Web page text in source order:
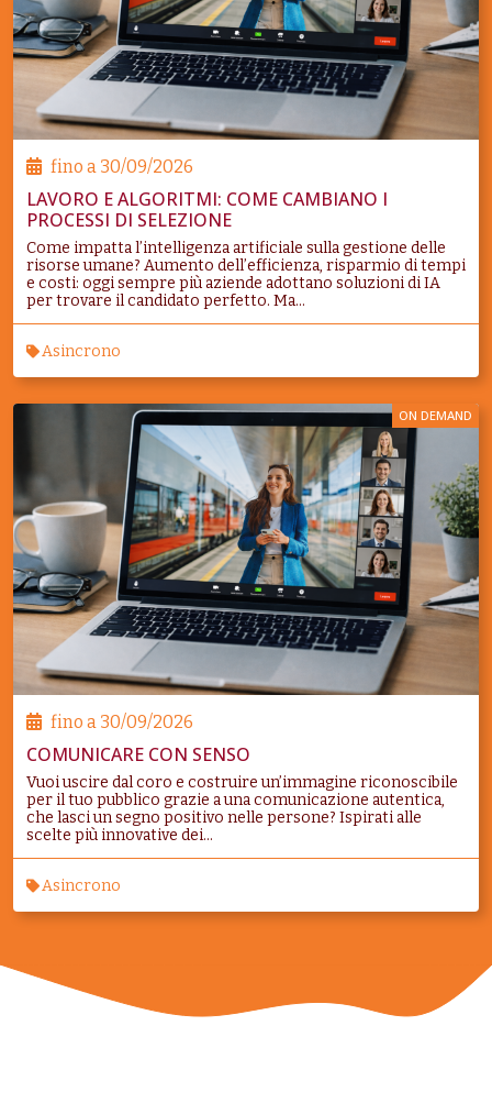
fino a30/09/2026
LAVORO E ALGORITMI: COME CAMBIANO I
PROCESSI DI SELEZIONE
Come impatta l’intelligenza artificiale sulla gestione delle
risorse umane? Aumento dell’efficienza, risparmio di tempi
e costi: oggi sempre più aziende adottano soluzioni di IA
per trovare il candidato perfetto. Ma...
Asincrono
ON DEMAND
fino a30/09/2026
COMUNICARE CON SENSO
Vuoi uscire dal coro e costruire un’immagine riconoscibile
per il tuo pubblico grazie a una comunicazione autentica,
che lasci un segno positivo nelle persone? Ispirati alle
scelte più innovative dei...
Asincrono